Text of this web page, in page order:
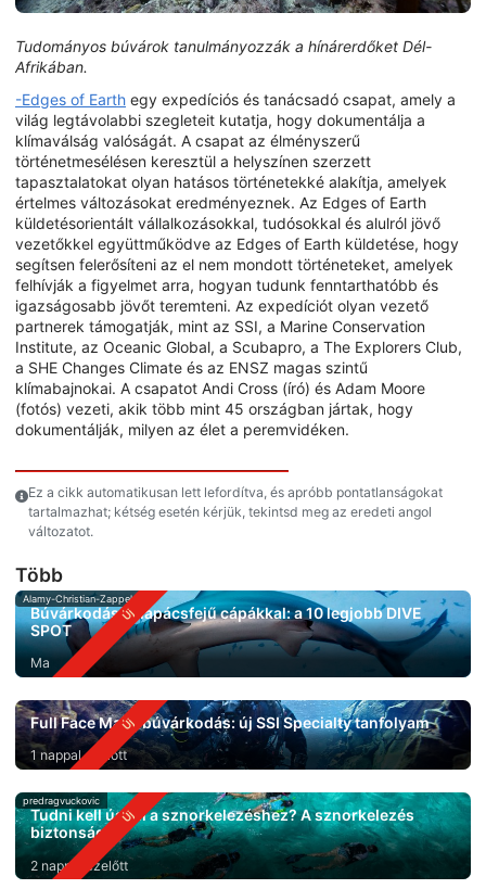
Tudományos búvárok tanulmányozzák a hínárerdőket Dél-
Afrikában.
-Edges of Earth egy expedíciós és tanácsadó csapat, amely a
világ legtávolabbi szegleteit kutatja, hogy dokumentálja a
klímaválság valóságát. A csapat az élményszerű
történetmesélésen keresztül a helyszínen szerzett
tapasztalatokat olyan hatásos történetekké alakítja, amelyek
értelmes változásokat eredményeznek. Az Edges of Earth
küldetésorientált vállalkozásokkal, tudósokkal és alulról jövő
vezetőkkel együttműködve az Edges of Earth küldetése, hogy
segítsen felerősíteni az el nem mondott történeteket, amelyek
felhívják a figyelmet arra, hogyan tudunk fenntarthatóbb és
igazságosabb jövőt teremteni. Az expedíciót olyan vezető
partnerek támogatják, mint az SSI, a Marine Conservation
Institute, az Oceanic Global, a Scubapro, a The Explorers Club,
a SHE Changes Climate és az ENSZ magas szintű
klímabajnokai. A csapatot Andi Cross (író) és Adam Moore
(fotós) vezeti, akik több mint 45 országban jártak, hogy
dokumentálják, milyen az élet a peremvidéken.
Ez a cikk automatikusan lett lefordítva, és apróbb pontatlanságokat
tartalmazhat; kétség esetén kérjük, tekintsd meg az eredeti angol
változatot.
Több
Alamy-Christian-Zappel
Búvárkodás kalapácsfejű cápákkal: a 10 legjobb DIVE
SPOT
Ma
Full Face Mask búvárkodás: új SSI Specialty tanfolyam
1 nappal ezelőtt
predragvuckovic
Tudni kell úszni a sznorkelezéshez? A sznorkelezés
biztonsága
2 nappal ezelőtt